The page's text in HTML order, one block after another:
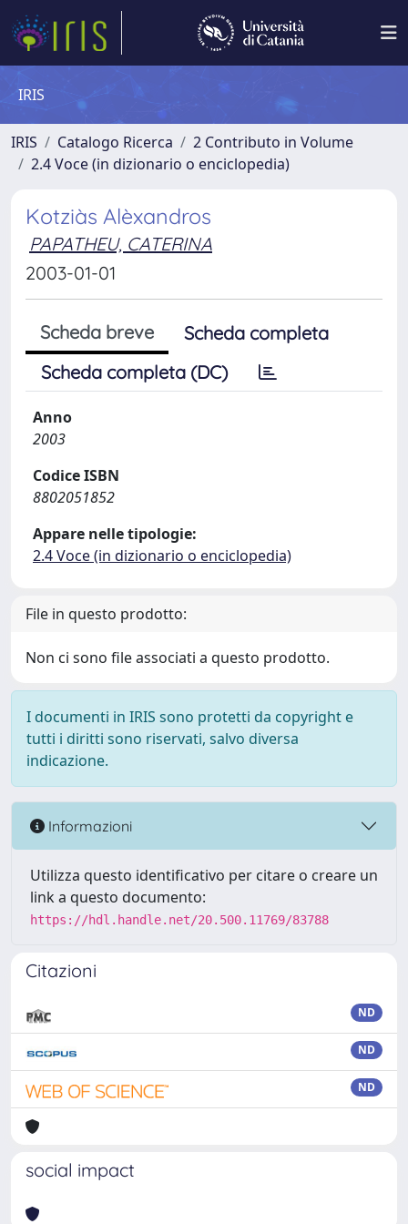
IRIS
IRIS Catalogo Ricerca
2 Contributo in Volume
2.4 Voce (in dizionario o enciclopedia)
Kotziàs Alèxandros
PAPATHEU, CATERINA
2003-01-01
Scheda breve
Scheda completa
Scheda completa (DC)
Anno
2003
Codice ISBN
8802051852
Appare nelle tipologie:
2.4 Voce (in dizionario o enciclopedia)
File in questo prodotto:
Non ci sono file associati a questo prodotto.
I documenti in IRIS sono protetti da copyright e
tutti i diritti sono riservati, salvo diversa
indicazione.
Informazioni
Utilizza questo identificativo per citare o creare un
link a questo documento:
https://hdl.handle.net/20.500.11769/83788
Citazioni
ND
ND
ND
social impact